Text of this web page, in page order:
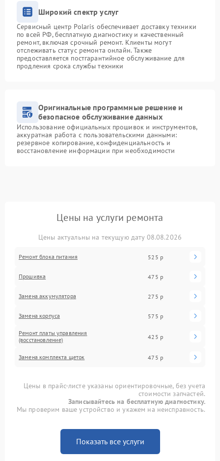
Широкий спектр услуг
Сервисный центр Polaris обеспечивает доставку техники
по всей РФ, бесплатную диагностику и качественный
ремонт, включая срочный ремонт. Клиенты могут
отслеживать статус ремонта онлайн. Также
предоставляется постгарантийное обслуживание для
продления срока службы техники
Оригинальные программные решение и
безопасное обслуживание данных
Использование официальных прошивок и инструментов,
аккуратная работа с пользовательскими данными:
резервное копирование, конфиденциальность и
восстановление информации при необходимости
Цены на услуги ремонта
Цены актуальны на текущую дату 08.08.2026
Ремонт блока питания 525 р
Прошивка 475 р
Замена аккумулятора 275 р
Замена корпуса 575 р
Ремонт платы управления
(восстановление)
425 р
Замена комплекта щеток 475 р
Цены в прайс-листе указаны ориентировочные, без учета
стоимости запчастей.
Записывайтесь на бесплатную диагностику.
Мы проверим ваше устройство и укажем на неисправность.
Показать все услуги